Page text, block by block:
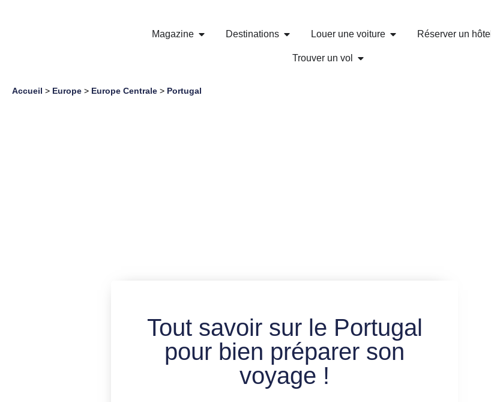
Magazine Destinations Louer une voiture Réserver un hôtel
Trouver un vol
Accueil > Europe > Europe Centrale > Portugal
Tout savoir sur le Portugal
pour bien préparer son
voyage !